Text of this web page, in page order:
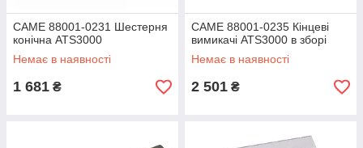
CAME 88001-0231 Шестерня
конічна ATS3000
Немає в наявності
1 681 ₴
CAME 88001-0235 Кінцеві
вимикачі ATS3000 в зборі
Немає в наявності
2 501 ₴